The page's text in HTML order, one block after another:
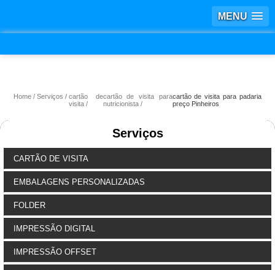
MENU
Home Serviços
cartão de
visita
cartão de visita para
nutricionista
cartão de visita para padaria
preço Pinheiros
Serviços
CARTÃO DE VISITA
EMBALAGENS PERSONALIZADAS
FOLDER
IMPRESSÃO DIGITAL
IMPRESSÃO OFFSET